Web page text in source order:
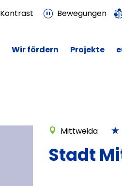
Kontrast Bewegungen
Wir fördern Projekte
Mittweida
Stadt